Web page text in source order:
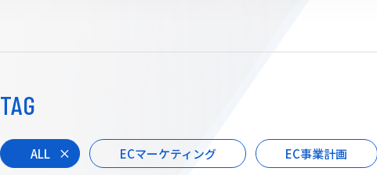
TAG
ALL ECマーケティング EC事業計画